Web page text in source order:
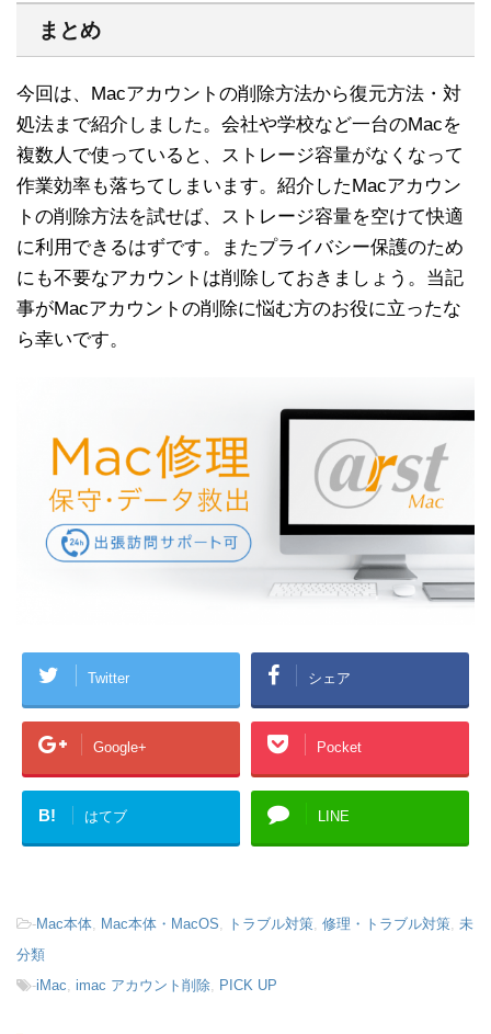
まとめ
今回は、Macアカウントの削除方法から復元方法・対
処法まで紹介しました。会社や学校など一台のMacを
複数人で使っていると、ストレージ容量がなくなって
作業効率も落ちてしまいます。紹介したMacアカウン
トの削除方法を試せば、ストレージ容量を空けて快適
に利用できるはずです。またプライバシー保護のため
にも不要なアカウントは削除しておきましょう。当記
事がMacアカウントの削除に悩む方のお役に立ったな
ら幸いです。
Twitter シェア
Google+ Pocket
B! はてブ LINE
-Mac本体 Mac本体・MacOS トラブル対策 修理・トラブル対策 未
分類
-iMac imac アカウント削除 PICK UP